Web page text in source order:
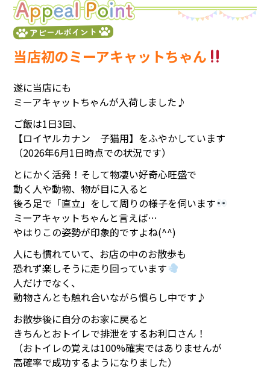
アピールポイント
当店初のミーアキャットちゃん
遂に当店にも
ミーアキャットちゃんが入荷しました♪
ご飯は1日3回、
【ロイヤルカナン 子猫用】をふやかしています
（2026年6月1日時点での状況です）
とにかく活発！そして物凄い好奇心旺盛で
動く人や動物、物が目に入ると
後ろ足で「直立」をして周りの様子を伺います
ミーアキャットちゃんと言えば…
やはりこの姿勢が印象的ですよね(^^)
人にも慣れていて、お店の中のお散歩も
恐れず楽しそうに走り回っています
人だけでなく、
動物さんとも触れ合いながら慣らし中です♪
お散歩後に自分のお家に戻ると
きちんとおトイレで排泄をするお利口さん！
（おトイレの覚えは100%確実ではありませんが
高確率で成功するようになりました）